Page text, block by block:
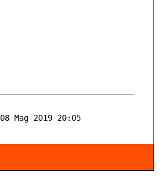
08 Mag 2019 20:05